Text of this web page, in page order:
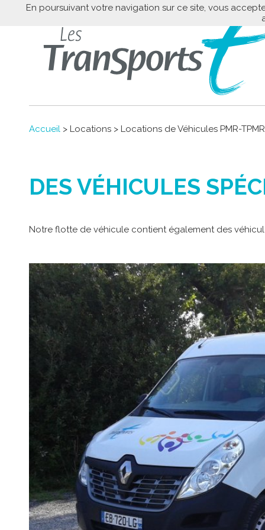
Accueil > Locations > Locations de Véhicules PMR-TPMR
DES VÉHICULES
Notre flotte de véhicule contient également des
En poursuivant votre navigation sur ce site, vous